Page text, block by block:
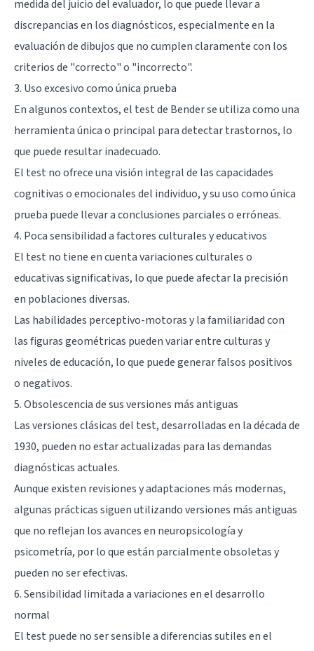
medida del juicio del evaluador, lo que puede llevar a
discrepancias en los diagnósticos, especialmente en la
evaluación de dibujos que no cumplen claramente con los
criterios de "correcto" o "incorrecto".
3. Uso excesivo como única prueba
En algunos contextos, el test de Bender se utiliza como una
herramienta única o principal para detectar trastornos, lo
que puede resultar inadecuado.
El test no ofrece una visión integral de las capacidades
cognitivas o emocionales del individuo, y su uso como única
prueba puede llevar a conclusiones parciales o erróneas.
4. Poca sensibilidad a factores culturales y educativos
El test no tiene en cuenta variaciones culturales o
educativas significativas, lo que puede afectar la precisión
en poblaciones diversas.
Las habilidades perceptivo-motoras y la familiaridad con
las figuras geométricas pueden variar entre culturas y
niveles de educación, lo que puede generar falsos positivos
o negativos.
5. Obsolescencia de sus versiones más antiguas
Las versiones clásicas del test, desarrolladas en la década de
1930, pueden no estar actualizadas para las demandas
diagnósticas actuales.
Aunque existen revisiones y adaptaciones más modernas,
algunas prácticas siguen utilizando versiones más antiguas
que no reflejan los avances en neuropsicología y
psicometría, por lo que están parcialmente obsoletas y
pueden no ser efectivas.
6. Sensibilidad limitada a variaciones en el desarrollo
normal
El test puede no ser sensible a diferencias sutiles en el